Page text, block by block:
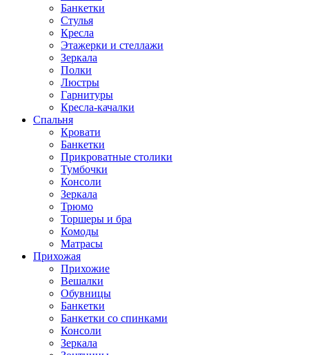
Банкетки
Стулья
Кресла
Этажерки и стеллажи
Зеркала
Полки
Люстры
Гарнитуры
Кресла-качалки
Спальня
Кровати
Банкетки
Прикроватные столики
Тумбочки
Консоли
Зеркала
Трюмо
Торшеры и бра
Комоды
Матрасы
Прихожая
Прихожие
Вешалки
Обувницы
Банкетки
Банкетки со спинками
Консоли
Зеркала